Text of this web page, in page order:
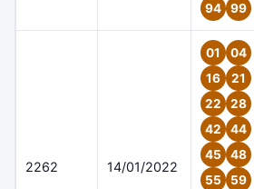
94
99
2262 14/01/2022
01
04
16
21
22
28
42
44
45
48
55
59